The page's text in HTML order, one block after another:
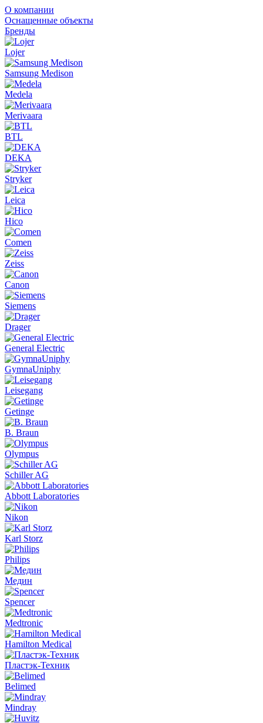
О компании
Оснащенные объекты
Бренды
Lojer
Samsung Medison
Medela
Merivaara
BTL
DEKA
Stryker
Leica
Hico
Comen
Zeiss
Canon
Siemens
Drager
General Electric
GymnaUniphy
Leisegang
Getinge
B. Braun
Olympus
Schiller AG
Abbott Laboratories
Nikon
Karl Storz
Philips
Медин
Spencer
Medtronic
Hamilton Medical
Пластэк-Техник
Belimed
Mindray